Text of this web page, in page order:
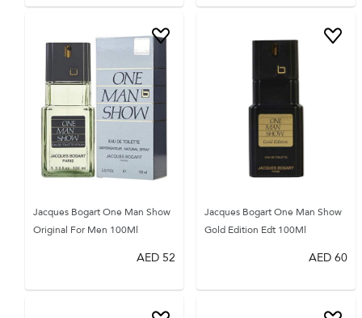
Jacques Bogart One Man Show
Gold Edition Edt 100Ml
60
AED
Jacques Bogart One Man Show
Original For Men 100Ml
52
AED